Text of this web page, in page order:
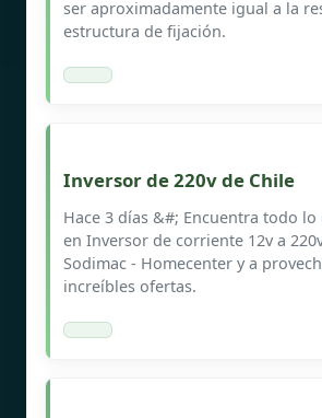
ser aproximadamente igual a la
estructura de fijación.
Inversor de 220v de Chile
Hace 3 días &#; Encuentra todo lo
en Inversor de corriente 12v a
Sodimac - Homecenter y a
increíbles ofertas.